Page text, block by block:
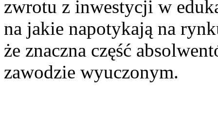
zwrotu z inwestycji w
na jakie napotykają na
że znaczna część
zawodzie wyuczonym.